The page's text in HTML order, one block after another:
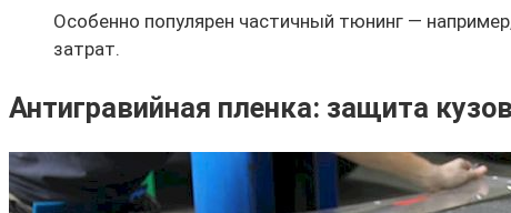
Особенно популярен частичный тюнинг —
затрат.
Антигравийная пленка: защита